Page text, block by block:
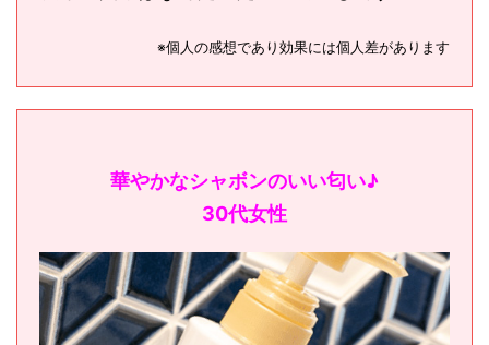
※個人の感想であり効果には個人差があります
華やかなシャボンのいい匂い♪
30代女性